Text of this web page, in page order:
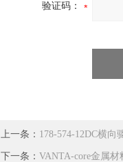
验证码：
上一条： 178-574-12DC横
下一条： VANTA-core金属